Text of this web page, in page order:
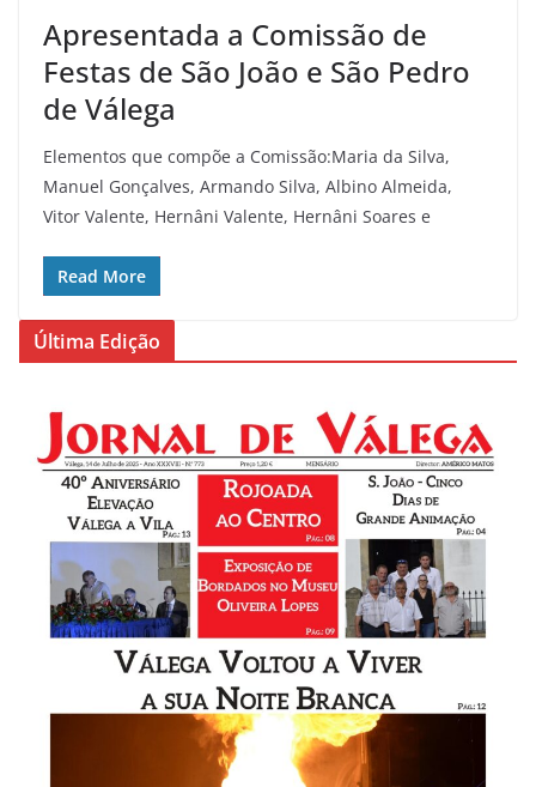
Apresentada a Comissão de
Festas de São João e São Pedro
de Válega
Elementos que compõe a Comissão:Maria da Silva,
Manuel Gonçalves, Armando Silva, Albino Almeida,
Vitor Valente, Hernâni Valente, Hernâni Soares e
Read More
Última Edição